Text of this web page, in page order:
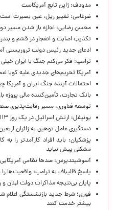
مدودف: ژاپن تابع آمریکاست
ضرغامی: تغییر ریل، عین بصیرت
محسن رضایی: اجازه باز شدن مسیر
تکذیب اصابت و انفجار در قشم و
ادعای جدید رئیس دولت تروریستی
ترامپ: فکر می‌کنم جنگ با ایران خیلی
آمریکا تحریم‌های جدیدی علیه کوبا
احتمالات آینده جنگ ایران و
بانک تجارت، تأمین‌کننده مالی پروژه بازسازی
توسعه فناوری، مسیر رقابت‌پذیری
یونیفل: ارتش اسرائیل در یک روز ۱۱۳ توپ به جنوب لبنان شلیک کرده است
دستگیری عامل توهین به زائران
پزشکیان: باید افراد کارآمدتر را
مشکلی پیش نیاید
آسوشیتدپرس: صدها نظامی
پاسخ قالیباف به ترامپ: واقعیت‌ها
پایان بی‌نتیجه مذاکرات دولت لبنان و
بیشتر خدمت کنند